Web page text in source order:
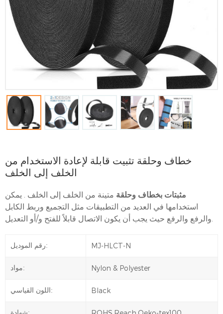
خطاف وحلقة تثبيت قابلة لإعادة الاستخدام من
الخلف إلى الخلف
مثبتات بخطاف وحلقة متينة من الخلف إلى الخلف . يمكن
استخدامها في العديد من التطبيقات مثل التجميع وربط الكابل
رقم الموديل: MJ-HLCT-N
مواد: Nylon & Polyester
اللون القياسي: Black